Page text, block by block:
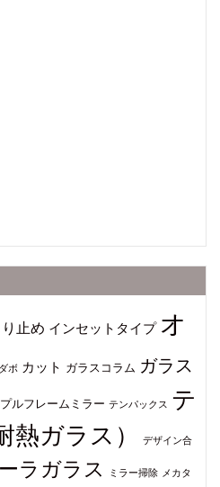
り止め インセットタイプ オ
ボ カット ガラスコラム ガラス
ルフレームミラー テンパックス テ
熱ガラス）
デザイン合
ラガラス ミラー掃除 メカタ